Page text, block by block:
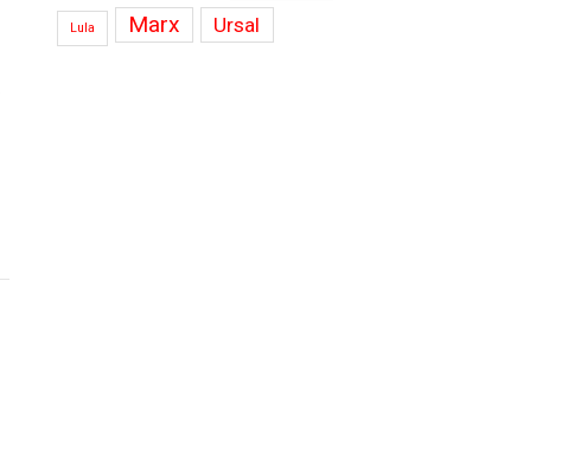
Lula Marx Ursal